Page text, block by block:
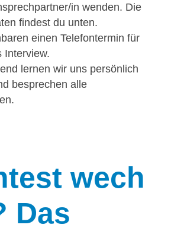
in wenden. Die
findest du unten.
einen Telefontermin für
Interview.
lernen wir uns persönlich
besprechen alle
wech
Das